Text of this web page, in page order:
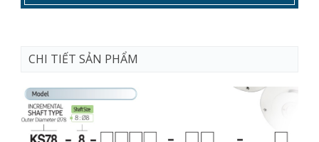
CHI TIẾT SẢN PHẨM